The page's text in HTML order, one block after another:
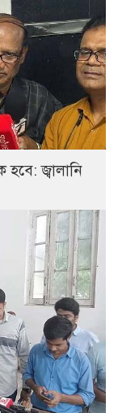
হবে: জ্বালানি